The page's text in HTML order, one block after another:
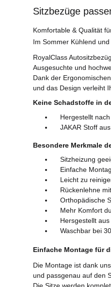
Sitzbezüge
Komfortable & Qualität
Im Sommer Kühlend
RoyalClass
Ausgesuchte und
Dank der
und das Design verleiht
Keine Schadstoffe in
Hergestellt nach
JAKAR Stoff aus
Besondere Merkmale
Sitzheizung
Einfache
Leicht zu
Rückenlehne
Orthopädische
Mehr Komfort
Hersgestellt aus
Waschbar bei
Einfache Montage für
Die Montage ist dank
und passgenau auf den